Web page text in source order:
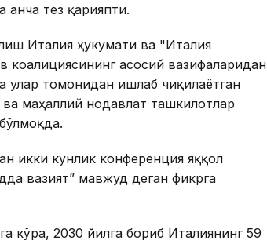
анча тез қарияпти.
Италия ҳукумати ва "Италия
коалициясининг асосий вазифаларидан
улар томонидан ишлаб чиқилаётган
ва маҳаллий нодавлат ташкилотлар
икки кунлик конференция яққол
вазият” мавжуд деган фикрга
кўра, 2030 йилга бориб Италиянинг 59